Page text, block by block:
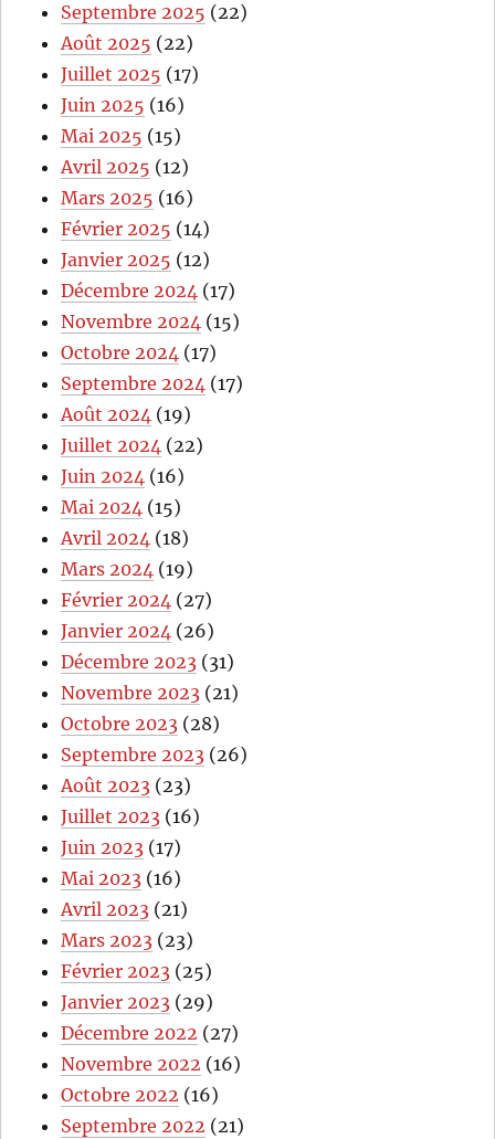
Septembre 2025 (22)
Août 2025 (22)
Juillet 2025 (17)
Juin 2025 (16)
Mai 2025 (15)
Avril 2025 (12)
Mars 2025 (16)
Février 2025 (14)
Janvier 2025 (12)
Décembre 2024 (17)
Novembre 2024 (15)
Octobre 2024 (17)
Septembre 2024 (17)
Août 2024 (19)
Juillet 2024 (22)
Juin 2024 (16)
Mai 2024 (15)
Avril 2024 (18)
Mars 2024 (19)
Février 2024 (27)
Janvier 2024 (26)
Décembre 2023 (31)
Novembre 2023 (21)
Octobre 2023 (28)
Septembre 2023 (26)
Août 2023 (23)
Juillet 2023 (16)
Juin 2023 (17)
Mai 2023 (16)
Avril 2023 (21)
Mars 2023 (23)
Février 2023 (25)
Janvier 2023 (29)
Décembre 2022 (27)
Novembre 2022 (16)
Octobre 2022 (16)
Septembre 2022 (21)